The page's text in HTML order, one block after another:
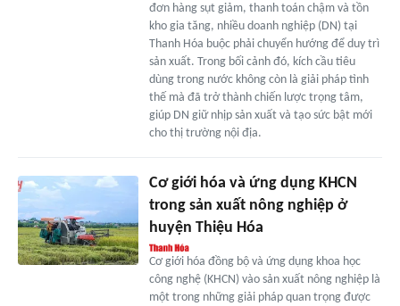
đơn hàng sụt giảm, thanh toán chậm và tồn
kho gia tăng, nhiều doanh nghiệp (DN) tại
Thanh Hóa buộc phải chuyển hướng để duy trì
sản xuất. Trong bối cảnh đó, kích cầu tiêu
dùng trong nước không còn là giải pháp tình
thế mà đã trở thành chiến lược trọng tâm,
giúp DN giữ nhịp sản xuất và tạo sức bật mới
cho thị trường nội địa.
Cơ giới hóa và ứng dụng KHCN
trong sản xuất nông nghiệp ở
huyện Thiệu Hóa
Cơ giới hóa đồng bộ và ứng dụng khoa học
công nghệ (KHCN) vào sản xuất nông nghiệp là
một trong những giải pháp quan trọng được